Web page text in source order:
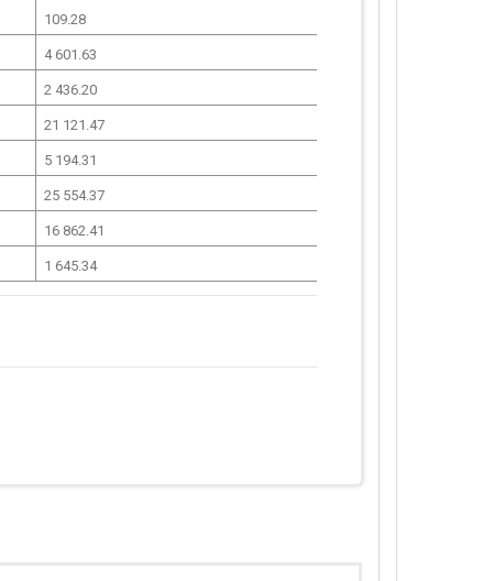
109.28
4 601.63
2 436.20
21 121.47
5 194.31
25 554.37
16 862.41
1 645.34